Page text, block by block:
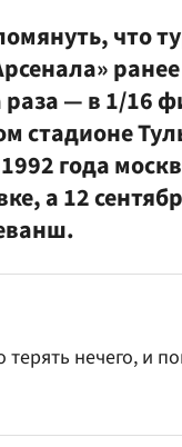
что
— в 1/16
стадионе
года
а 12
терять нечего, и